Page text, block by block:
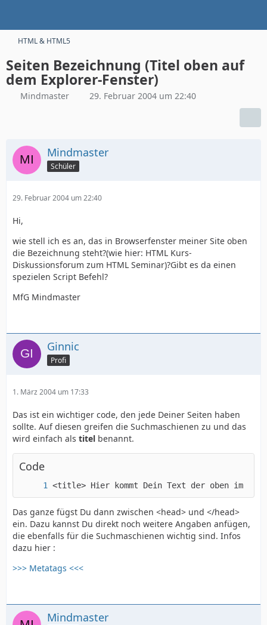
HTML & HTML5
Seiten Bezeichnung (Titel oben auf
dem Explorer-Fenster)
Mindmaster 29. Februar 2004 um 22:40
Mindmaster
Schüler
29. Februar 2004 um 22:40
Hi,
wie stell ich es an, das in Browserfenster meiner Site oben
die Bezeichnung steht?(wie hier: HTML Kurs-
Diskussionsforum zum HTML Seminar)?Gibt es da einen
spezielen Script Befehl?
MfG Mindmaster
Ginnic
Profi
1. März 2004 um 17:33
Das ist ein wichtiger code, den jede Deiner Seiten haben
sollte. Auf diesen greifen die Suchmaschienen zu und das
wird einfach als titel benannt.
Code
<title> Hier kommt Dein Text der oben im
Das ganze fügst Du dann zwischen <head> und </head>
ein. Dazu kannst Du direkt noch weitere Angaben anfügen,
die ebenfalls für die Suchmaschienen wichtig sind. Infos
dazu hier :
>>> Metatags <<<
Mindmaster